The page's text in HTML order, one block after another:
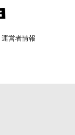
運営者情報